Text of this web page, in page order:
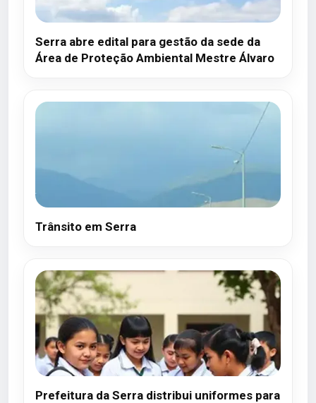
Serra abre edital para gestão da sede da
Área de Proteção Ambiental Mestre Álvaro
Trânsito em Serra
Prefeitura da Serra distribui uniformes para